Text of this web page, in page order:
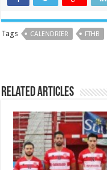
Tags CALENDRIER FTHB
Related Articles